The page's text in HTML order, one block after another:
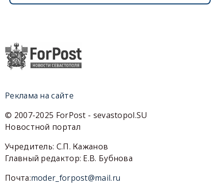
Реклама на сайте
© 2007-2025 ForPost - sevastopol.SU
Новостной портал
Учредитель: С.П. Кажанов
Главный редактор: Е.В. Бубнова
Почта:moder_forpost@mail.ru